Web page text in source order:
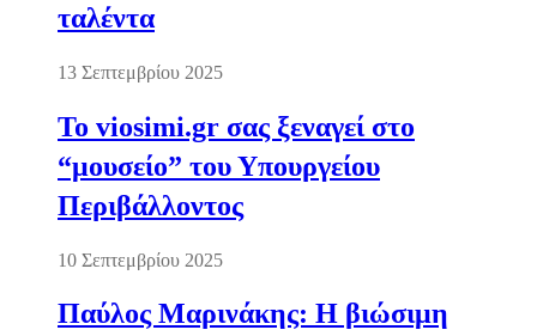
ταλέντα
13 Σεπτεμβρίου 2025
Το viosimi.gr σας ξεναγεί στο
“μουσείο” του Υπουργείου
Περιβάλλοντος
10 Σεπτεμβρίου 2025
Παύλος Μαρινάκης: Η βιώσιμη